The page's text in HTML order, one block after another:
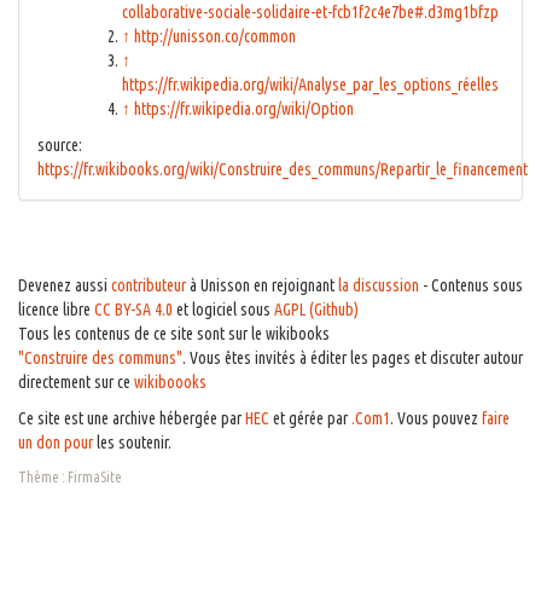
collaborative-sociale-solidaire-et-fcb1f2c4e7be#.d3mg1bfzp
↑ http://unisson.co/common
↑
https://fr.wikipedia.org/wiki/Analyse_par_les_options_réelles
↑ https://fr.wikipedia.org/wiki/Option
source:
https://fr.wikibooks.org/wiki/Construire_des_communs/Repartir_le_financement
Devenez aussi contributeurà Unisson en rejoignantla discussion - Contenus sous
licence libre CC BY-SA 4.0 et logiciel sous AGPL (Github)
Tous les contenus de ce site sont sur le wikibooks
"Construire des communs". Vous êtes invités à éditer les pages et discuter autour
directement sur ce wikiboooks
Ce site est une archive hébergée parHECet gérée par.Com1. Vous pouvez faire
un don pourles soutenir.
Thème : FirmaSite